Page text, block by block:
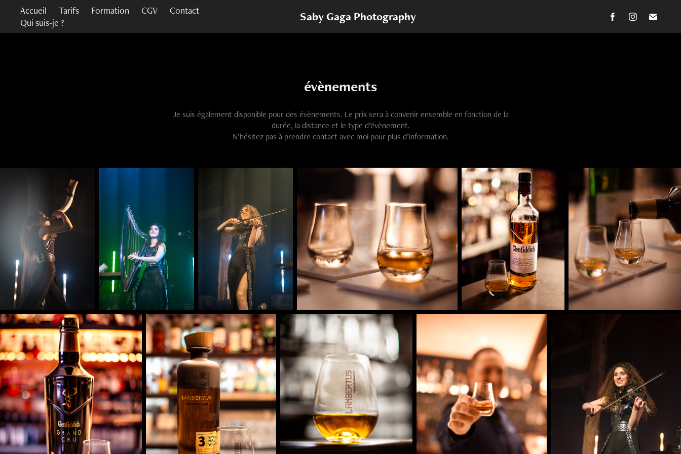
Accueil Tarifs Formation CGV
Contact
Qui suis-je ?
Saby Gaga Photography
évènements
Je suis également disponible pour des évènements. Le prix sera à convenir ensemble en fonction de la
durée, la distance et le type d’évènement.
N’hésitez pas à prendre contact avec moi pour plus d’information.